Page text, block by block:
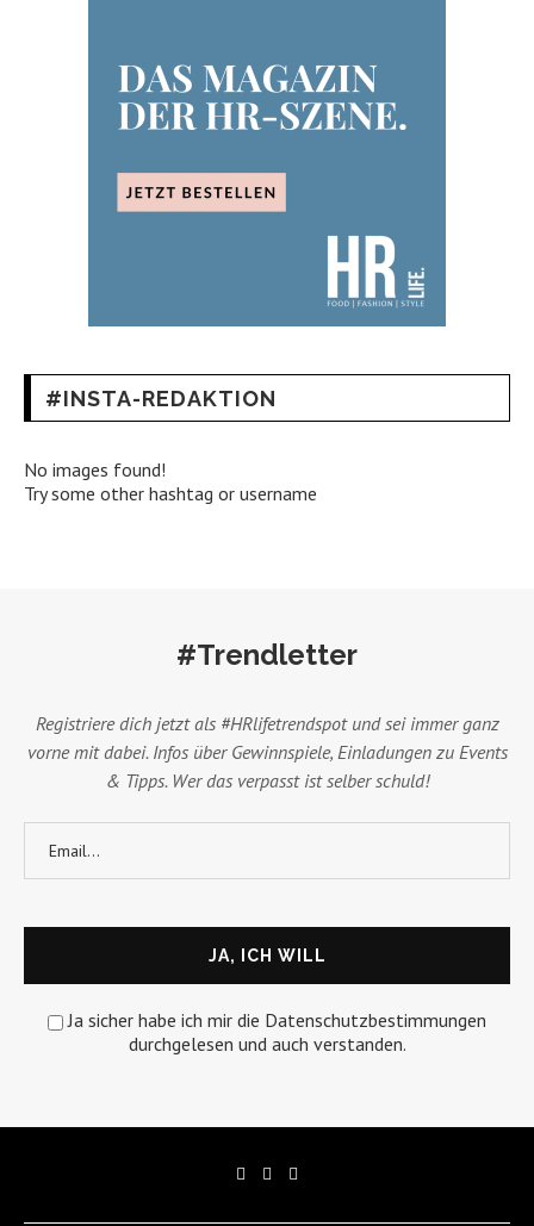
#INSTA-REDAKTION
No images found!
Try some other hashtag or username
#Trendletter
Registriere dich jetzt als #HRlifetrendspot und sei immer ganz
vorne mit dabei. Infos über Gewinnspiele, Einladungen zu Events
& Tipps. Wer das verpasst ist selber schuld!
Ja sicher habe ich mir die Datenschutzbestimmungen
durchgelesen und auch verstanden.